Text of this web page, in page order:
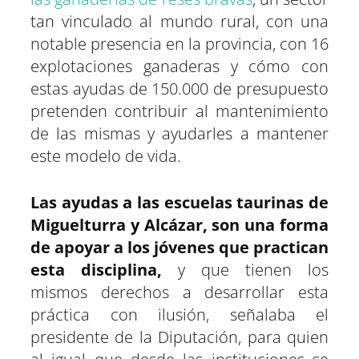
tan vinculado al mundo rural, con una
notable presencia en la provincia, con 16
explotaciones ganaderas y cómo con
estas ayudas de 150.000 de presupuesto
pretenden contribuir al mantenimiento
de las mismas y ayudarles a mantener
este modelo de vida.
Las ayudas a las escuelas taurinas de
Miguelturra y Alcázar, son una forma
de apoyar a los jóvenes que practican
esta disciplina, y que tienen los
mismos derechos a desarrollar esta
práctica con ilusión, señalaba el
presidente de la Diputación, para quien